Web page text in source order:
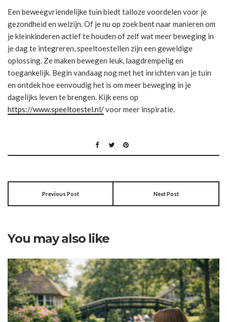
Een beweegvriendelijke tuin biedt talloze voordelen voor je
gezondheid en welzijn. Of je nu op zoek bent naar manieren om
je kleinkinderen actief te houden of zelf wat meer beweging in
je dag te integreren, speeltoestellen zijn een geweldige
oplossing. Ze maken bewegen leuk, laagdrempelig en
toegankelijk. Begin vandaag nog met het inrichten van je tuin
en ontdek hoe eenvoudig het is om meer beweging in je
dagelijks leven te brengen. Kijk eens op
https://www.speeltoestel.nl/voor meer inspiratie.
Previous Post Next Post
You may also like